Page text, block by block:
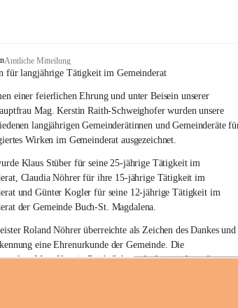
Amtliche Mitteilung
für langjährige Tätigkeit im Gemeinderat
einer feierlichen Ehrung und unter Beisein unserer
Mag. Kerstin Raith-Schweighofer wurden unsere
langjährigen Gemeinderätinnen und Gemeinderäte
Wirken im Gemeinderat ausgezeichnet.
Klaus Stüber für seine 25-jährige Tätigkeit im
Claudia Nöhrer für ihre 15-jährige Tätigkeit im
und Günter Kogler für seine 12-jährige Tätigkeit im
der Gemeinde Buch-St. Magdalena.
Roland Nöhrer überreichte als Zeichen des Dankes und
eine Ehrenurkunde der Gemeinde. Die
Mag. Kerstin Raith-Schweighofer würdigte die